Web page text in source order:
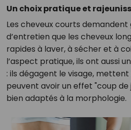
Un choix pratique et
Les cheveux courts
d’entretien que les cheveux
rapides à laver, à sécher et à
l’aspect pratique, ils ont aussi
: ils dégagent le visage,
peuvent avoir un effet "coup de
bien adaptés à la morphologie.